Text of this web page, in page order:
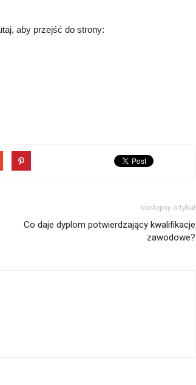
aby przejść do strony:
Następny artykuł
Co daje dyplom potwierdzający kwalifikacje
zawodowe?